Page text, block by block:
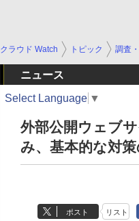
クラウド Watch トピック 調査
ニュース
Select Language ▼
外部公開ウェブ
み、基本的な対
ポスト リスト